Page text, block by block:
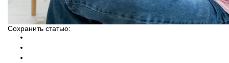
Сохранить статью: